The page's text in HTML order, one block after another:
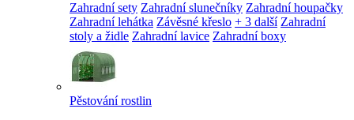
Zahradní sety Zahradní slunečníky Zahradní houpačky
Zahradní lehátka Závěsné křeslo + 3 další Zahradní
stoly a židle Zahradní lavice Zahradní boxy
Pěstování rostlin